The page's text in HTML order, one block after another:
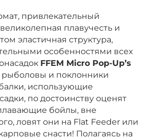
привлекательный
плавучесть и
эластичная структура,
особенностями всех
FFEM Micro Pop-Up’s
и поклонники
использующие
по достоинству оценят
бойлы, вне
ловят они на Flat Feeder или
снасти! Полагаясь на